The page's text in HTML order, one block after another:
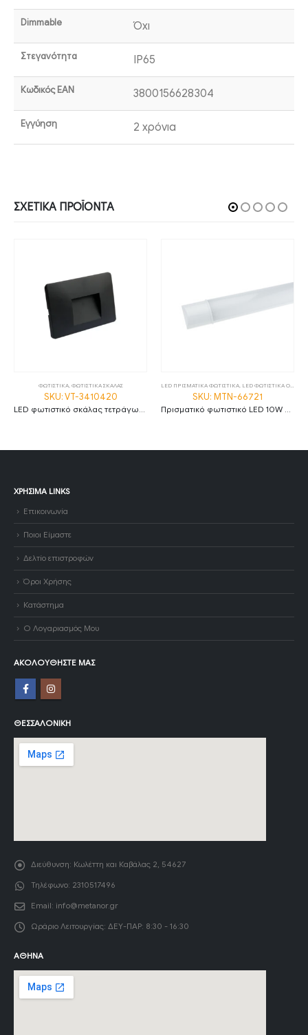
Dimmable Όχι
Στεγανότητα IP65
Κωδικός EAN 3800156628304
Εγγύηση 2 χρόνια
ΣΧΕΤΙΚΆ ΠΡΟΪΌΝΤΑ
ΦΩΤΙΣΤΙΚΑ, ΦΩΤΙΣΤΙΚΑ ΣΚΑΛΑΣ
SKU: VT-3410420
LED ΠΡΙΣΜΑΤΙΚΑ ΦΩΤΙΣΤΙΚΑ LED ΦΩΤΙΣΤΙΚΑ ΟΡΟΦΗΣ
SKU: MTN-66721
ΧΡΉΣΙΜΑ LINKS
Επικοινωνία
Ποιοι Είμαστε
Δελτίο επιστροφών
Όροι Χρήσης
Κατάστημα
Ο Λογαριασμός Μου
ΑΚΟΛΟΥΘΉΣΤΕ ΜΑΣ
ΘΕΣΣΑΛΟΝΊΚΗ
Διεύθυνση: Κωλέττη και Καβάλας 2, 54627
Τηλέφωνο: 2310517496
Email: info@metanor.gr
Ωράριο Λειτουργίας: ΔΕΥ-ΠΑΡ: 8:30 - 16:30
ΑΘΉΝΑ